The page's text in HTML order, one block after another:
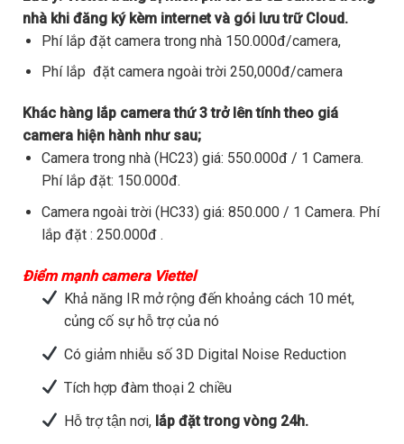
nhà khi đăng ký kèm internet và gói lưu trữ Cloud.
Phí lắp đặt camera trong nhà 150.000đ/camera,
Phí lắp đặt camera ngoài trời 250,000đ/camera
Khác hàng lắp camera thứ 3 trở lên tính theo giá
camera hiện hành như sau;
Camera trong nhà (HC23) giá: 550.000đ / 1 Camera.
Phí lắp đặt: 150.000đ.
Camera ngoài trời (HC33) giá: 850.000 / 1 Camera. Phí
lắp đặt : 250.000đ .
Điểm mạnh camera Viettel
Khả năng IR mở rộng đến khoảng cách 10 mét,
củng cố sự hỗ trợ của nó
Có giảm nhiễu số 3D Digital Noise Reduction
Tích hợp đàm thoại 2 chiều
Hỗ trợ tận nơi,lắp đặt trong vòng 24h.